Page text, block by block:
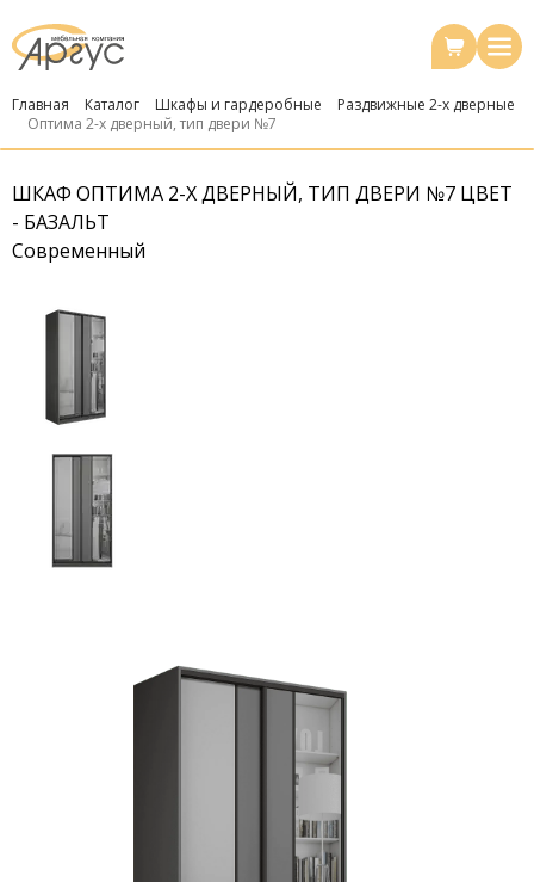
Главная Каталог Шкафы и гардеробные
Раздвижные 2-х дверные
Оптима 2-х дверный, тип двери №7
ШКАФ ОПТИМА 2-Х ДВЕРНЫЙ, ТИП ДВЕРИ №7 ЦВЕТ
- БАЗАЛЬТ
Современный